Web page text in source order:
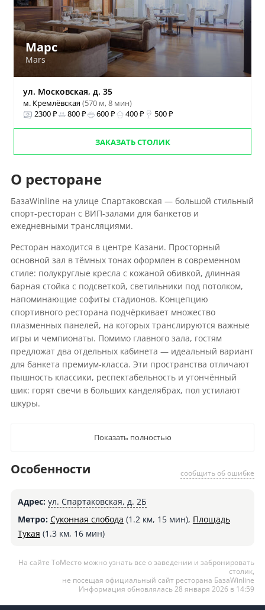
Марс
Mars
ул. Московская, д. 35
м. Кремлёвская(570 м, 8 мин)
2300 ₽
800 ₽ 600 ₽ 400 ₽ 500 ₽
ЗАКАЗАТЬ СТОЛИК
О ресторане
БазаWinline на улице Спартаковская — большой стильный
спорт-ресторан с ВИП-залами для банкетов и
ежедневными трансляциями.
Ресторан находится в центре Казани. Просторный
основной зал в тёмных тонах оформлен в современном
стиле: полукруглые кресла с кожаной обивкой, длинная
барная стойка с подсветкой, светильники под потолком,
напоминающие софиты стадионов. Концепцию
спортивного ресторана подчёркивает множество
плазменных панелей, на которых транслируются важные
игры и чемпионаты. Помимо главного зала, гостям
предложат два отдельных кабинета — идеальный вариант
для банкета премиум-класса. Эти пространства отличают
пышность классики, респектабельность и утончённый
шик: горят свечи в больших канделябрах, пол устилают
шкуры.
Показать полностью
сообщить об ошибке
Особенности
Адрес: ул. Спартаковская, д. 2Б
Метро: Суконная слобода (1.2 км, 15 мин), Площадь
Тукая (1.3 км, 16 мин)
На сайте ТоМесто можно узнать все о заведении и забронировать
столик,
не посещая официальный сайт ресторана БазаWinline
Информация обновлялась 28 января 2026 в 14:59